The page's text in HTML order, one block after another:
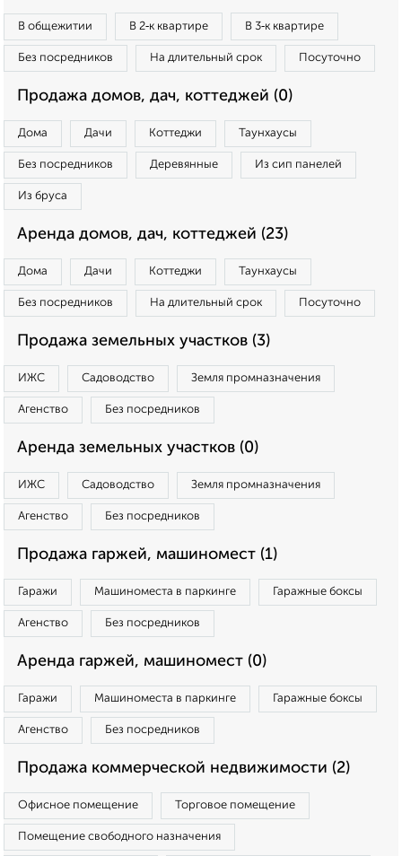
В общежитии В 2‑к квартире В 3‑к квартире
Без посредников На длительный срок Посуточно
Продажа домов, дач, коттеджей (0)
Дома Дачи Коттеджи Таунхаусы
Без посредников Деревянные Из сип панелей
Из бруса
Аренда домов, дач, коттеджей (23)
Дома Дачи Коттеджи Таунхаусы
Без посредников На длительный срок Посуточно
Продажа земельных участков (3)
ИЖС Садоводство Земля промназначения
Агенство Без посредников
Аренда земельных участков (0)
ИЖС Садоводство Земля промназначения
Агенство Без посредников
Продажа гаржей, машиномест (1)
Гаражи Машиноместа в паркинге Гаражные боксы
Агенство Без посредников
Аренда гаржей, машиномест (0)
Гаражи Машиноместа в паркинге Гаражные боксы
Агенство Без посредников
Продажа коммерческой недвижимости (2)
Офисное помещение Торговое помещение
Помещение свободного назначения